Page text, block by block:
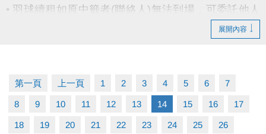
• 羽球續租如原中籤者(聯絡人)無法到場，可委託他人
持原中籤者(聯絡人)證件(身分證或健保卡)正本辦理。
展開內容
第一頁 上一頁 1 2 3 4 5 6 7
8 9 10 11 12 13 14 15 16 17
18 19 20 21 22 23 24 25 26